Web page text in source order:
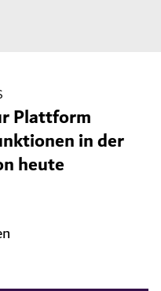
Plattform
in der
heute